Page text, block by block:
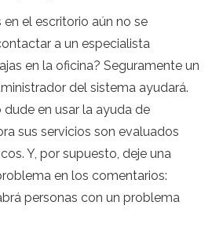
el escritorio aún no se
a un especialista
en la oficina? Seguramente un
del sistema ayudará.
dude en usar la ayuda de
sus servicios son evaluados
Y, por supuesto, deje una
en los comentarios:
personas con un problema